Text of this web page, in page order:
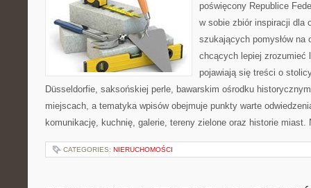
poświęcony Republice
w sobie zbiór inspiracji dla
szukających pomysłów
chcących lepiej zrozumieć
pojawiają się treści o
Düsseldorfie, saksońskiej perle, bawarskim ośrodku
miejscach, a tematyka wpisów obejmuje punkty warte
komunikację, kuchnię, galerie, tereny zielone oraz historie
CATEGORIES: NIERUCHOMOŚCI